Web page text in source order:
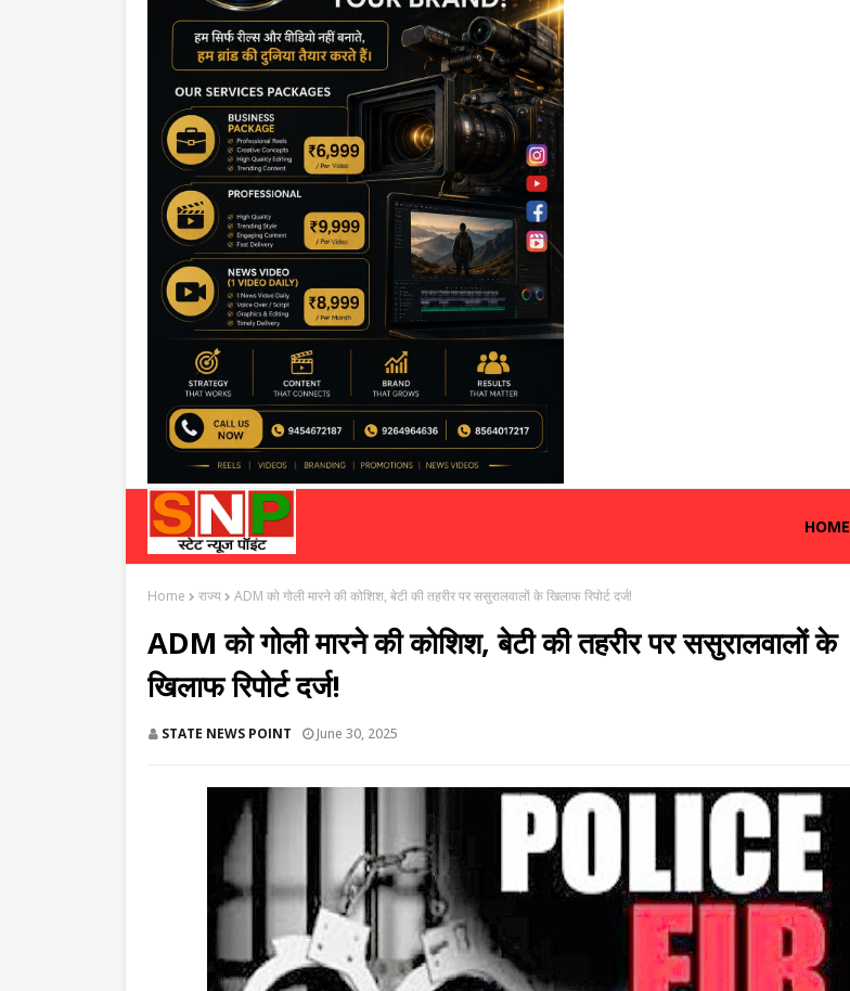
HOME
Home राज्य ADM को गोली मारने की कोशिश, बेटी की तहरीर पर ससुरालवालों के खिलाफ रिपोर्ट दर्ज!
ADM को गोली मारने की कोशिश, बेटी की तहरीर पर ससुरालवालों के
खिलाफ रिपोर्ट दर्ज!
STATE NEWS POINT June 30, 2025